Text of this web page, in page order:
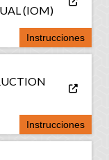
(IOM)
Instrucciones
Instrucciones